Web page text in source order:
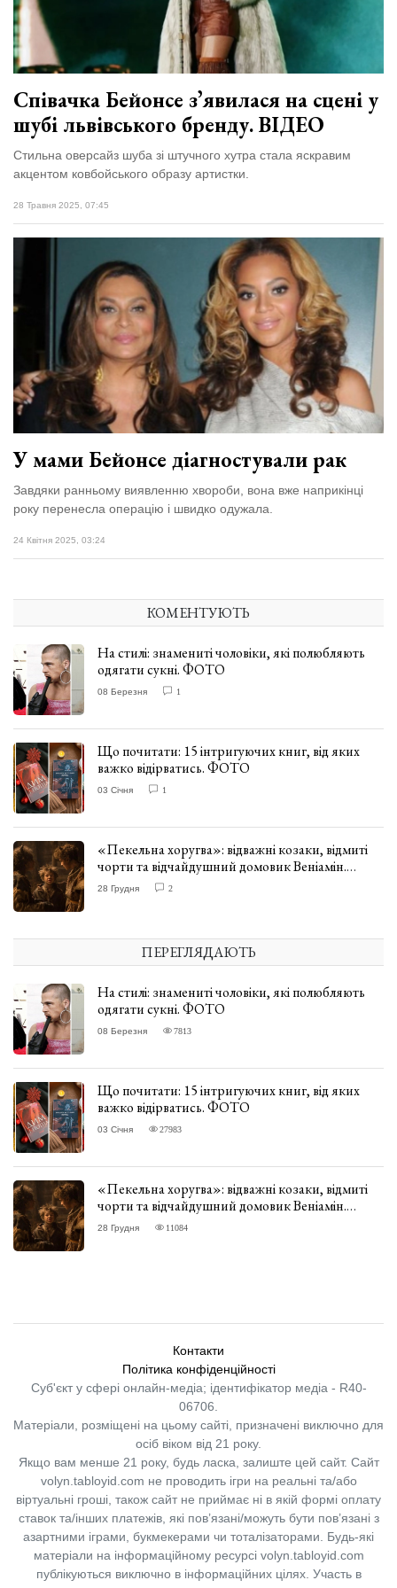
залишив у
три...
27 Липня 2026
781 переглядів
Персона
Лайф
Афіша
ZONE 18+
Політика конфіденційності
Співачка Бейонсе зʼявилася на сцені у
шубі львівського бренду. ВІДЕО
Стильна оверсайз шуба зі штучного хутра стала яскравим
акцентом ковбойського образу артистки.
28 Травня 2025, 07:45
У мами Бейонсе діагностували рак
Завдяки ранньому виявленню хвороби, вона вже наприкінці
року перенесла операцію і швидко одужала.
24 Квітня 2025, 03:24
КОМЕНТУЮТЬ
На стилі: знамениті чоловіки, які полюбляють
одягати сукні. ФОТО
08 Березня 1
Що почитати: 15 інтригуючих книг, від яких
важко відірватись. ФОТО
03 Січня 1
«Пекельна хоругва»: відважні козаки, відмиті
чорти та відчайдушний домовик Веніамін.
ВІДГУК
28 Грудня 2
ПЕРЕГЛЯДАЮТЬ
На стилі: знамениті чоловіки, які полюбляють
одягати сукні. ФОТО
08 Березня 7813
Що почитати: 15 інтригуючих книг, від яких
важко відірватись. ФОТО
03 Січня 27983
«Пекельна хоругва»: відважні козаки, відмиті
чорти та відчайдушний домовик Веніамін.
ВІДГУК
28 Грудня 11084
Контакти
Політика конфіденційності
Суб'єкт у сфері онлайн-медіа; ідентифікатор медіа - R40-
06706.
Матеріали, розміщені на цьому сайті, призначені виключно для
осіб віком від 21 року.
Якщо вам менше 21 року, будь ласка, залиште цей сайт. Сайт
volyn.tabloyid.com не проводить ігри на реальні та/або
віртуальні гроші, також сайт не приймає ні в якій формі оплату
ставок та/інших платежів, які пов’язані/можуть бути пов’язані з
азартними іграми, букмекерами чи тоталізаторами. Будь-які
матеріали на інформаційному ресурсі volyn.tabloyid.com
публікуються виключно в інформаційних цілях. Участь в